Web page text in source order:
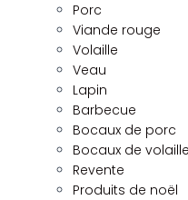
Porc
Viande rouge
Volaille
Veau
Lapin
Barbecue
Bocaux de porc
Bocaux de volaille
Revente
Produits de noël